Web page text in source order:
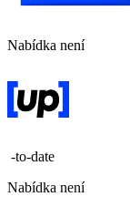
Nabídka není
-to-date
Nabídka není